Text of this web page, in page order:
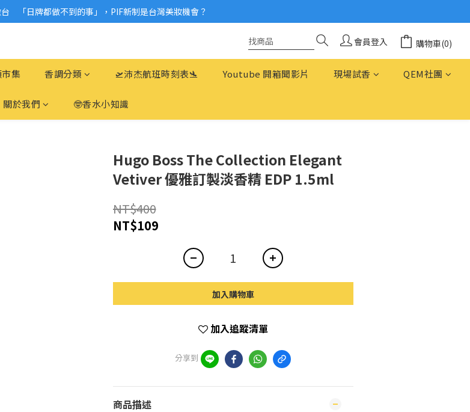
品變少？PIF化妝品身分證7月上路！消費者必懂5觀念
　「日牌都做不到的事」，PIF新制是台灣美妝機會？
會員登入 購物車(0)
集 香調分類 🛫沛杰航班時刻表🛬 Youtube 開箱聞影片 現場試香 QEM社團
關於我們 🤓香水小知識
Hugo Boss The Collection Elegant
Vetiver 優雅訂製淡香精 EDP 1.5ml
NT$400
NT$109
加入購物車
加入追蹤清單
分享到
商品描述